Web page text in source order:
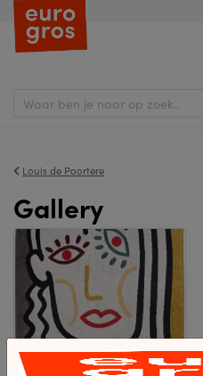
Louis de Poortere
Gallery